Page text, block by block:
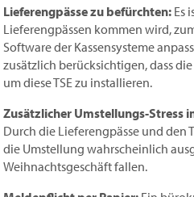
Lieferengpässe zu befürchten: Es
Lieferengpässen kommen wird,
Software der Kassensysteme
zusätzlich berücksichtigen, dass
um diese TSE zu installieren.
Zusätzlicher Umstellungs-Stress
Durch die Lieferengpässe und den
die Umstellung wahrscheinlich
Weihnachtsgeschäft fallen.